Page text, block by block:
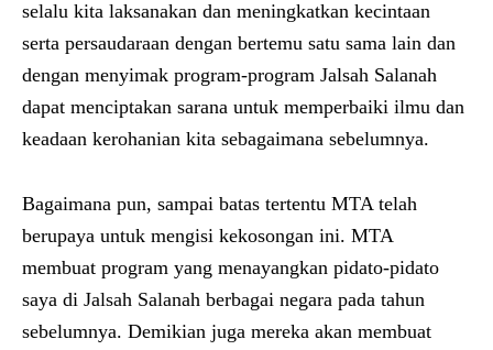
selalu kita laksanakan dan meningkatkan kecintaan
serta persaudaraan dengan bertemu satu sama lain dan
dengan menyimak program-program Jalsah Salanah
dapat menciptakan sarana untuk memperbaiki ilmu dan
keadaan kerohanian kita sebagaimana sebelumnya.
Bagaimana pun, sampai batas tertentu MTA telah
berupaya untuk mengisi kekosongan ini. MTA
membuat program yang menayangkan pidato-pidato
saya di Jalsah Salanah berbagai negara pada tahun
sebelumnya. Demikian juga mereka akan membuat